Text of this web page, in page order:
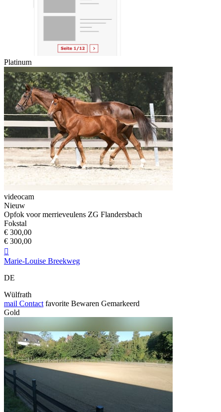
Platinum
videocam
Nieuw
Opfok voor merrieveulens ZG Flandersbach
Fokstal
€ 300,00
€ 300,00

Marie-Louise Breekweg
DE
Wülfrath
mail Contact favorite Bewaren Gemarkeerd
Gold